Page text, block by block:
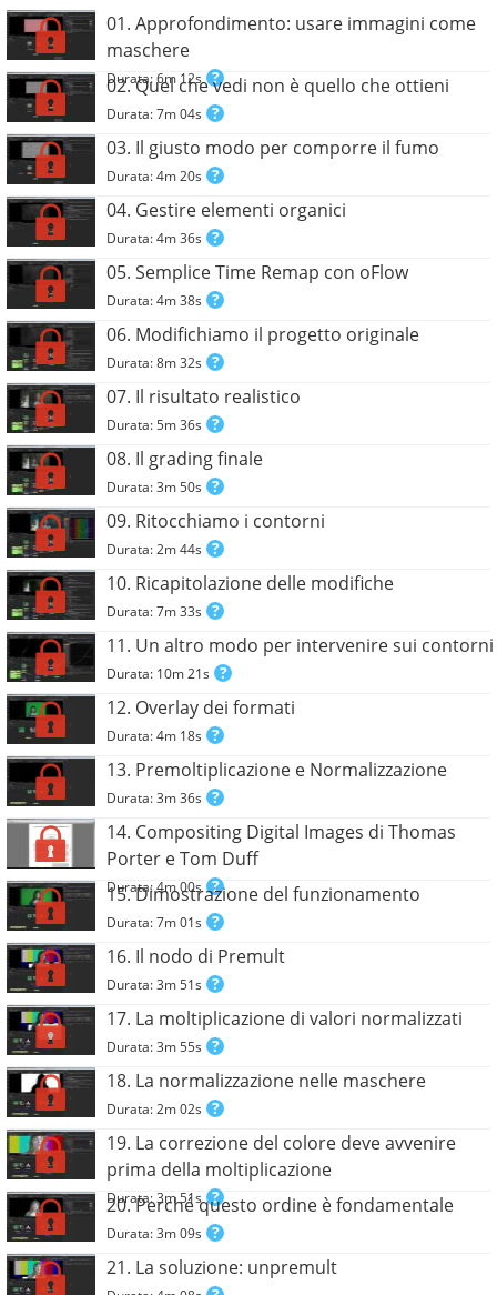
01. Approfondimento: usare immagini come
maschere
Durata: 6m 12s
02. Quel che vedi non è quello che ottieni
Durata: 7m 04s
03. Il giusto modo per comporre il fumo
Durata: 4m 20s
04. Gestire elementi organici
Durata: 4m 36s
05. Semplice Time Remap con oFlow
Durata: 4m 38s
06. Modifichiamo il progetto originale
Durata: 8m 32s
07. Il risultato realistico
Durata: 5m 36s
08. Il grading finale
Durata: 3m 50s
09. Ritocchiamo i contorni
Durata: 2m 44s
10. Ricapitolazione delle modifiche
Durata: 7m 33s
11. Un altro modo per intervenire sui contorni
Durata: 10m 21s
12. Overlay dei formati
Durata: 4m 18s
13. Premoltiplicazione e Normalizzazione
Durata: 3m 36s
14. Compositing Digital Images di Thomas
Porter e Tom Duff
Durata: 4m 00s
15. Dimostrazione del funzionamento
Durata: 7m 01s
16. Il nodo di Premult
Durata: 3m 51s
17. La moltiplicazione di valori normalizzati
Durata: 3m 55s
18. La normalizzazione nelle maschere
Durata: 2m 02s
19. La correzione del colore deve avvenire
prima della moltiplicazione
Durata: 3m 51s
20. Perché questo ordine è fondamentale
Durata: 3m 09s
21. La soluzione: unpremult